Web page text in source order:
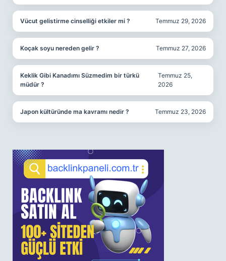
Vücut gelistirme cinselliği etkiler mi ? Temmuz 29, 2026
Koçak soyu nereden gelir ? Temmuz 27, 2026
Keklik Gibi Kanadımı Süzmedim bir türkü
müdür ?
Temmuz 25,
2026
Japon kültüründe ma kavramı nedir ? Temmuz 23, 2026